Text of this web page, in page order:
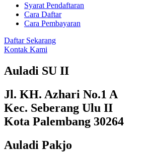
Syarat Pendaftaran
Cara Daftar
Cara Pembayaran
Daftar Sekarang
Kontak Kami
Auladi SU II
Jl. KH. Azhari No.1 A
Kec. Seberang Ulu II
Kota Palembang 30264
Auladi Pakjo